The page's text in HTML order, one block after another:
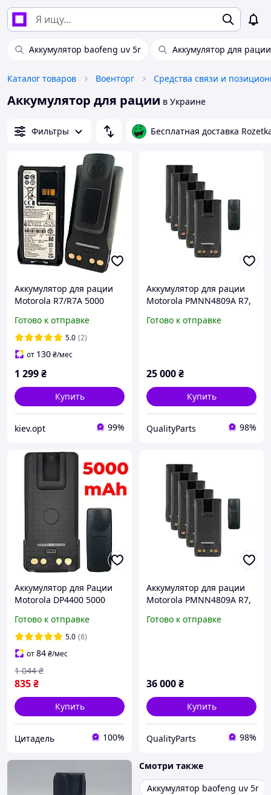
Аккумулятор baofeng uv 5r Аккумулятор для
Каталог товаров Военторг
Аккумулятор для рации в Украине
Фильтры Бесплатная доставка
Аккумулятор для рации
Motorola R7/R7A 5000
батарея для рации
Motorola R7, усиленный
АКБ
Готово к отправке
5.0 (2)
от 130₴/мес
1 299₴
Купить
kiev.opt 99%
Аккумулятор для рации
Motorola PMNN4809A R7,
шт
Готово к отправке
25 000₴
Купить
QualityParts 98%
Аккумулятор для Рации
Motorola DP4400 5000
Радиостанцию Моторола
DP4800 DP4600 DP4400e +
клипса
Готово к отправке
5.0 (8)
от84₴/мес
835₴
1 044 ₴
Купить
Цитадель 100%
Аккумулятор для рации
Motorola PMNN4809A R7,
шт
Готово к отправке
36 000₴
Купить
QualityParts 98%
Смотри также
Аккумулятор baofeng uv 5r